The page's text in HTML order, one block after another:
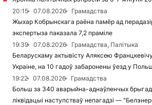
20:15
07.08.2026
Грамадства
Жыхар Кобрынскага раёна памёр ад
экспертыза паказала 7,2 праміле
19:39
07.08.2026
Грамадства, Палітыка
Беларускаму актывісту Аляксею
Украіне, на 10 гадоў забаронены ўезд у
19:22
07.08.2026
Грамадства
Больш за 340 аварыйна-аднаўленчых брыгад
ліквідацыі наступстваў непагадзі —